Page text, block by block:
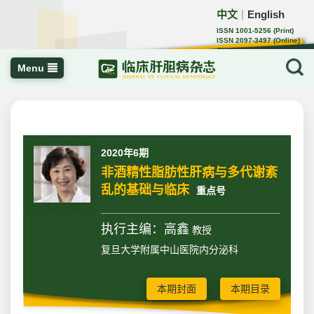
中文 English
ISSN 1001-5256 (Print)
ISSN 2097-3497 (Online)
CN 22-1108/R
Menu
2020年6期
非酒精性脂肪性肝病与多代谢紊
乱的基础与临床 重点号
执行主编：高鑫 教授
复旦大学附属中山医院内分泌科
本期封面 本期目录